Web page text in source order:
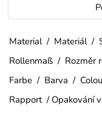
Material / Materiál /
Rollenmaß / Rozměr
Farbe / Barva /
Rapport / Opakování